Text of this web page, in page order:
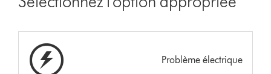
Problème électrique